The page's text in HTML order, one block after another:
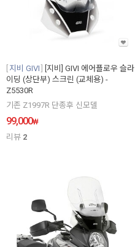
지비 GIVI
[지비] GIVI 에어플로우 슬라
이딩 (상단부) 스크린 (교체용) -
Z5530R
기존 Z1997R 단종후 신모델
99,000₩
리뷰 2